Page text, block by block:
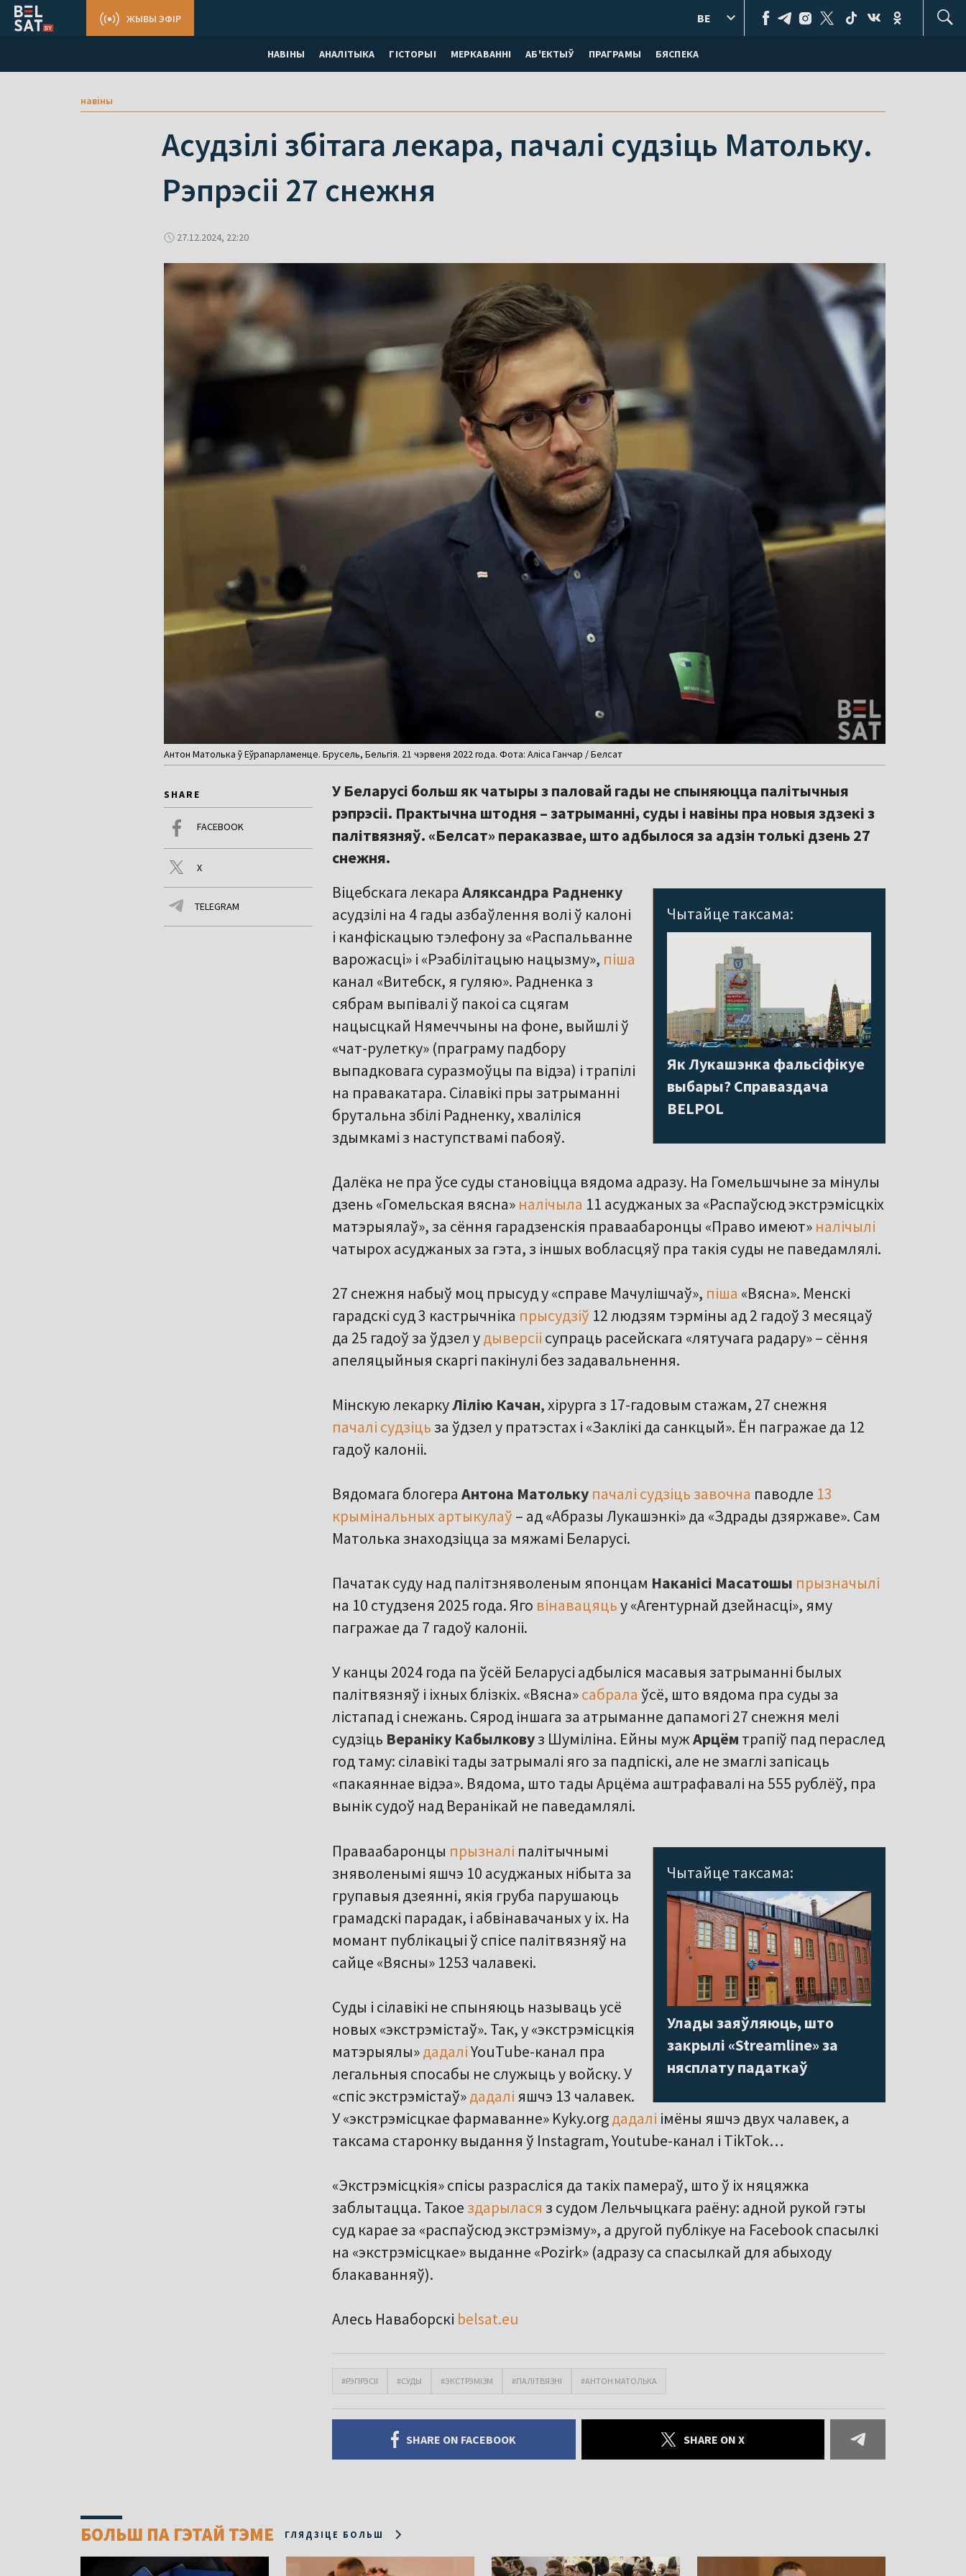
НАВІНЫ АНАЛІТЫКА ГІСТОРЫІ МЕРКАВАННI АБ'ЕКТЫЎ ПРАГРАМЫ БЯСПЕКА
ЖЫВЫ ЭФІР BE
навіны
Асудзілі збітага лекара, пачалі судзіць Матольку.
Рэпрэсіі 27 снежня
27.12.2024, 22:20
Антон Матолька ў Еўрапарламенце. Брусель, Бельгія. 21 чэрвеня 2022 года. Фота: Аліса Ганчар / Белсат
SHARE
FACEBOOK
X
TELEGRAM
У Беларусі больш як чатыры з паловай гады не спыняюцца палітычныя
рэпрэсіі. Практычна штодня – затрыманні, суды і навіны пра новыя здзекі з
палітвязняў. «Белсат» пераказвае, што адбылося за адзін толькі дзень 27
снежня.
Чытайце таксама:
Як Лукашэнка фальсіфікуе
выбары? Справаздача
BELPOL
Віцебскага лекара Аляксандра Радненку
асудзілі на 4 гады азбаўлення волі ў калоні
і канфіскацыю тэлефону за «Распальванне
варожасці» і «Рэабілітацыю нацызму», піша
канал «Витебск, я гуляю». Радненка з
сябрам выпівалі ў пакоі са сцягам
нацысцкай Нямеччыны на фоне, выйшлі ў
«чат-рулетку» (праграму падбору
выпадковага суразмоўцы па відэа) і трапілі
на правакатара. Сілавікі пры затрыманні
брутальна збілі Радненку, хваліліся
здымкамі з наступствамі пабояў.
Далёка не пра ўсе суды становіцца вядома адразу. На Гомельшчыне за мінулы
дзень «Гомельская вясна» налічыла 11 асуджаных за «Распаўсюд экстрэмісцкіх
матэрыялаў», за сёння гарадзенскія праваабаронцы «Право имеют» налічылі
чатырох асуджаных за гэта, з іншых вобласцяў пра такія суды не паведамлялі.
27 снежня набыў моц прысуд у «справе Мачулішчаў», піша «Вясна». Менскі
гарадскі суд 3 кастрычніка прысудзіў 12 людзям тэрміны ад 2 гадоў 3 месяцаў
да 25 гадоў за ўдзел удыверсіі супраць расейскага «лятучага радару» – сёння
апеляцыйныя скаргі пакінулі без задавальнення.
Мінскую лекаркуЛілію Качан, хірурга з 17-гадовым стажам, 27 снежня
пачалі судзіцьза ўдзел у пратэстах і «Заклікі да санкцый». Ён пагражае да 12
гадоў калоніі.
Вядомага блогера Антона Матольку пачалі судзіць завочна паводле 13
крымінальных артыкулаў – ад «Абразы Лукашэнкі» да «Здрады дзяржаве». Сам
Матолька знаходзіцца за мяжамі Беларусі.
Пачатак суду над палітзняволеным японцам Наканісі Масатошы прызначылі
на 10 студзеня 2025 года. Яго вінавацяцьу «Агентурнай дзейнасці», яму
пагражае да 7 гадоў калоніі.
У канцы 2024 года па ўсёй Беларусі адбыліся масавыя затрыманні былых
палітвязняў і іхных блізкіх. «Вясна»сабрала ўсё, што вядома пра суды за
лістапад і снежань. Сярод іншага за атрыманне дапамогі 27 снежня мелі
судзіць Вераніку Кабылковуз Шуміліна. Ейны мужАрцём трапіў пад пераслед
год таму: сілавікі тады затрымалі яго за падпіскі, але не змаглі запісаць
«пакаяннае відэа». Вядома, што тады Арцёма аштрафавалі на 555 рублёў, пра
вынік судоў над Веранікай не паведамлялі.
Чытайце таксама:
Улады заяўляюць, што
закрылі «Streamline» за
нясплату падаткаў
Праваабаронцы прызналі палітычнымі
зняволенымі яшчэ 10 асуджаных нібыта за
групавыя дзеянні, якія груба парушаюць
грамадскі парадак, і абвінавачаных у іх. На
момант публікацыі ў спісе палітвязняў на
сайце «Вясны» 1253 чалавекі.
Суды і сілавікі не спыняюць называць усё
новых «экстрэмістаў». Так, у «экстрэмісцкія
матэрыялы»дадаліYouTube-канал пра
легальныя спосабы не служыць у войску. У
«спіс экстрэмістаў»дадалі яшчэ 13 чалавек.
У «экстрэмісцкае фармаванне» Kyky.orgдадалі імёны яшчэ двух чалавек, а
таксама старонку выдання ў Instagram, Youtube-канал і TikTok…
«Экстрэмісцкія» спісы разрасліся да такіх памераў, што ў іх няцяжка
заблытацца. Такое здарылася з судом Лельчыцкага раёну: адной рукой гэты
суд карае за «распаўсюд экстрэмізму», а другой публікуе на Facebook спасылкі
на «экстрэмісцкае» выданне «Pozirk» (адразу са спасылкай для абыходу
блакаванняў).
Алесь Наваборскі belsat.eu
#РЭПРЭСІІ #СУДЫ #ЭКСТРЭМІЗМ #ПАЛІТВЯЗНІ #АНТОН МАТОЛЬКА
SHARE ON FACEBOOK SHARE ON X
БОЛЬШ ПА ГЭТАЙ ТЭМЕ ГЛЯДЗІЦЕ БОЛЬШ